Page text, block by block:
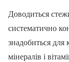
Доводиться
систематично
знадобиться
мінералів і